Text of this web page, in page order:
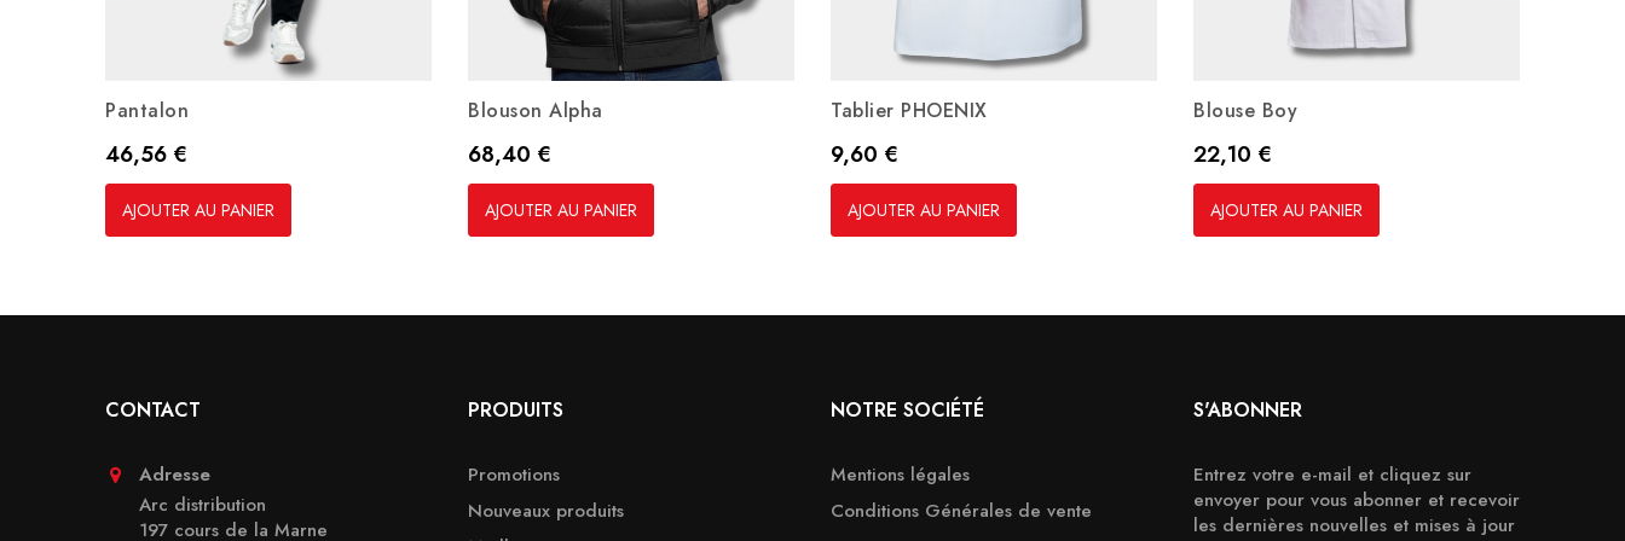
Pantalon
Prix
46,56 €
AJOUTER AU PANIER
Blouson Alpha
Prix
68,40 €
AJOUTER AU PANIER
Tablier PHOENIX
Prix
9,60 €
AJOUTER AU PANIER
Blouse Boy
Prix
22,10 €
AJOUTER AU PANIER
CONTACT
Adresse
Arc distribution
197 cours de la Marne
PRODUITS
Promotions
Nouveaux produits
NOTRE SOCIÉTÉ
Mentions légales
Conditions Générales de vente
S'ABONNER
Entrez votre e-mail et cliquez sur
envoyer pour vous abonner et recevoir
les dernières nouvelles et mises à jour